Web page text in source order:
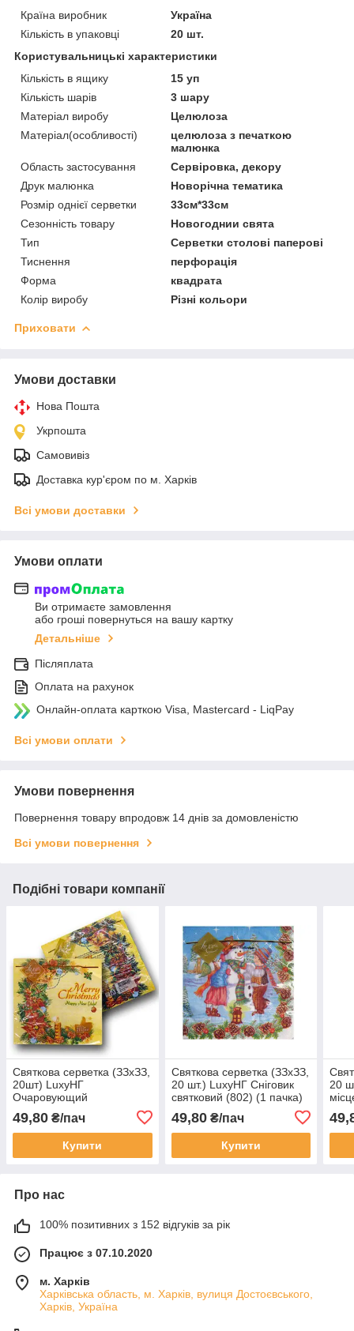
Країна виробник
Україна
Кількість в упаковці
20 шт.
Користувальницькі характеристики
Кількість в ящику
15 уп
Кількість шарів
3 шару
Матеріал виробу
Целюлоза
Матеріал(особливості)
целюлоза з печаткою
малюнка
Область застосування
Сервіровка, декору
Друк малюнка
Новорічна тематика
Розмір однієї серветки
33см*33см
Сезонність товару
Новогоднии свята
Тип
Серветки столові паперові
Тиснення
перфорація
Форма
квадрата
Колір виробу
Різні кольори
Приховати
Умови доставки
Нова Пошта
Укрпошта
Самовивіз
Доставка кур'єром по м. Харків
Всі умови доставки
Умови оплати
Ви отримаєте замовлення
або гроші повернуться на вашу картку
Детальніше
Післяплата
Оплата на рахунок
Онлайн-оплата карткою Visa, Mastercard - LiqPay
Всі умови оплати
Умови повернення
Повернення товару впродовж 14 днів за домовленістю
Всі умови повернення
Подібні товари компанії
Святкова серветка (ЗЗхЗЗ,
20шт) LuxyНГ
Очаровующий
49,80 ₴/пач
Купити
Святкова серветка (ЗЗхЗЗ,
20 шт.) LuxyНГ Сніговик
святковий (802) (1 пачка)
49,80₴/пач
Купити
20
Про нас
100% позитивних з 152 відгуків за рік
Працює з 07.10.2020
м. Харків
Харківська область, м. Харків, вулиця Достоєвського,
Харків, Україна